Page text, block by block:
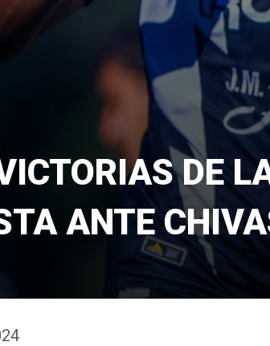
DE
ANTE